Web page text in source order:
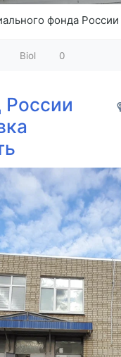
фонда
Biol 0